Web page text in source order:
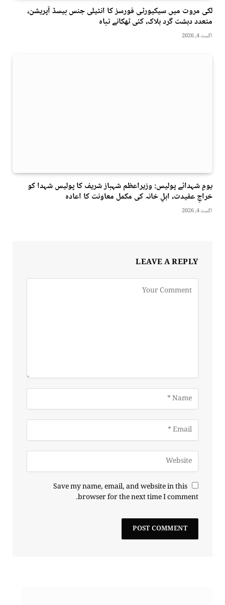
لکی مروت میں سیکیورٹی فورسز کا انٹیلی جنس بیسڈ آپریشن،
متعدد دہشت گرد ہلاک، کئی ٹھکانے تباہ
اگست 4, 2026
یومِ شہدائے پولیس: وزیراعظم شہباز شریف کا پولیس شہدا کو
خراجِ عقیدت، اہلِ خانہ کی مکمل معاونت کا اعادہ
اگست 4, 2026
LEAVE A REPLY
Save my name, email, and website in this
browser for the next time I comment.